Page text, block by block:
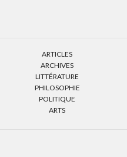
ARTICLES
ARCHIVES
LITTÉRATURE
PHILOSOPHIE
POLITIQUE
ARTS